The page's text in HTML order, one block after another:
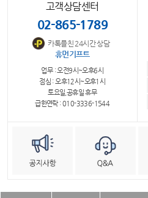
고객상담센터
02-865-1789
카톡플친 24시간 상담
휴먼기프트
업무 : 오전9시~오후6시
점심 : 오후12시~오후1시
토요일,공휴일 휴무
급한연락 : 010-3336-1544